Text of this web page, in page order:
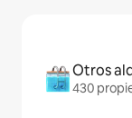
Otros
430